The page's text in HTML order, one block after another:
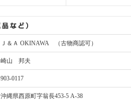
Ｊ＆Ａ OKINAWA （古物商認可）
崎山 邦夫
903-0117
沖縄県西原町字翁長453-5 A-38